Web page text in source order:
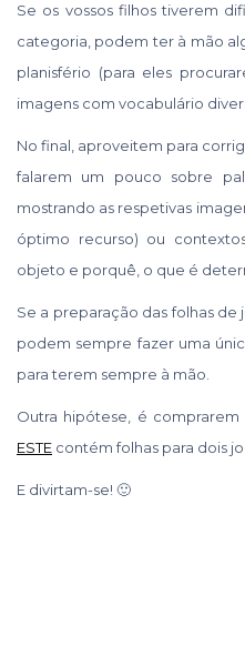
Se os vossos filhos tiverem
categoria, podem ter à mão
planisfério (para eles
imagens com vocabulário
No final, aproveitem para
falarem um pouco sobre
mostrando as respetivas
óptimo recurso) ou
objeto e porquê, o que é
Se a preparação das folhas
podem sempre fazer uma
para terem sempre à mão.
Outra hipótese, é comprarem
ESTE contém folhas para dois
E divirtam-se! 🙂